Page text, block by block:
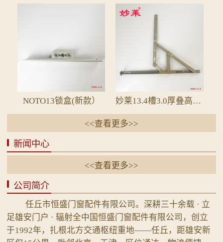
NOTO13锁盒(新款） 妙莱13.4槽3.0厚叠高19.5平开四连杆2B电泳
<<查看更多>>
新闻中心
<<查看更多>>
公司简介
任丘市恒盛门窗配件有限公司。深耕三十余载 · 立
足雄安门户 · 辐射全中国恒盛门窗配件有限公司，创立
于1992年，扎根北方交通枢纽重地——任丘，距雄安新